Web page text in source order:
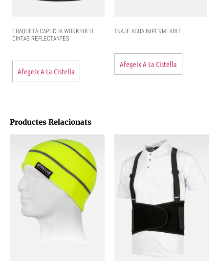
CHAQUETA CAPUCHA WORKSHELL
CINTAS REFLECTANTES
Afegeix A La Cistella
TRAJE AGUA IMPERMEABLE
Afegeix A La Cistella
Productes Relacionats